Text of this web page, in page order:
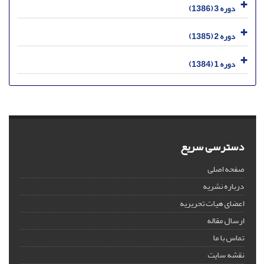
دوره 3 (1386)
دوره 2 (1385)
دوره 1 (1384)
دسترسی سریع
صفحه اصلی
درباره نشریه
اعضای هیات تحریریه
ارسال مقاله
تماس با ما
نقشه سایت